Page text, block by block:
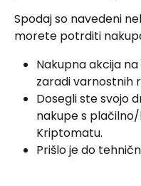
Spodaj so navedeni
morete potrditi
Nakupna akcija
zaradi varnostnih
Dosegli ste svojo
nakupe s
Kriptomatu.
Prišlo je do